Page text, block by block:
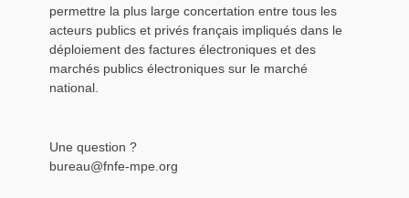
permettre la plus large concertation entre tous les
acteurs publics et privés français impliqués dans le
déploiement des factures électroniques et des
marchés publics électroniques sur le marché
national.
Une question ?
bureau@fnfe-mpe.org